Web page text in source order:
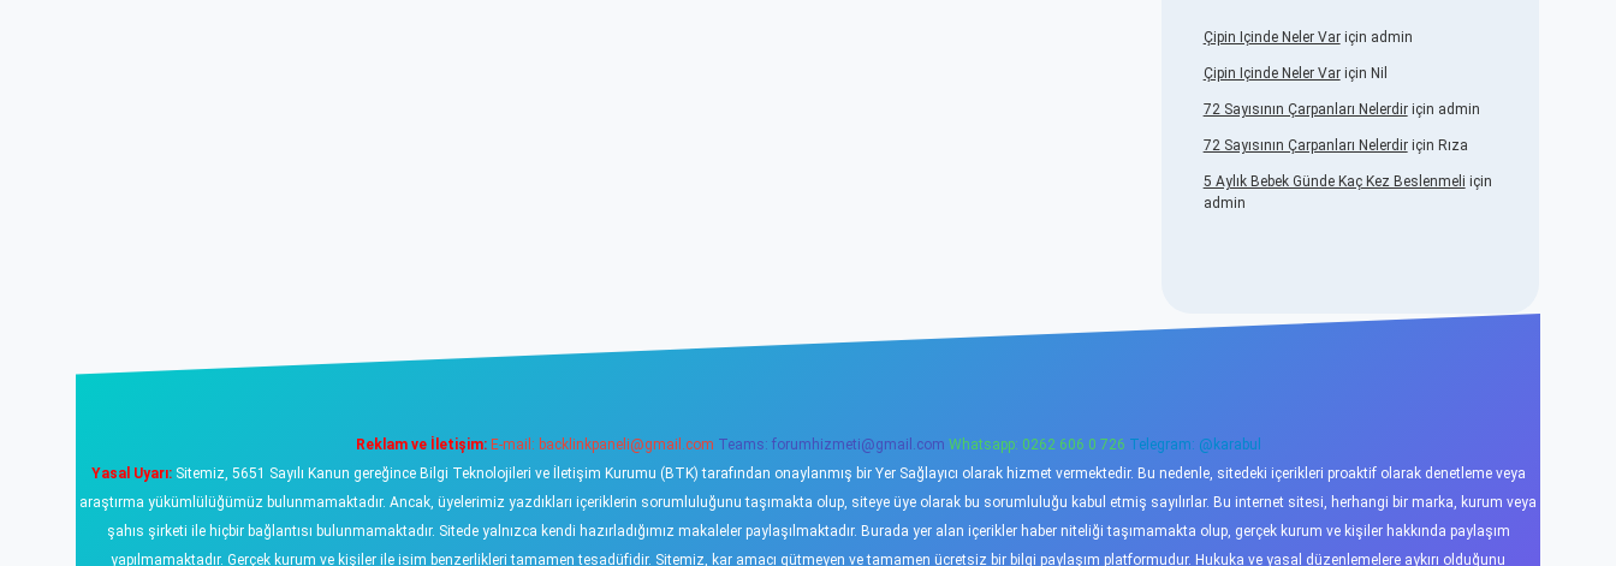
Çipin Içinde Neler Variçin admin
Çipin Içinde Neler Variçin Nil
72 Sayısının Çarpanları Nelerdiriçin admin
72 Sayısının Çarpanları Nelerdiriçin Rıza
5 Aylık Bebek Günde Kaç Kez Beslenmeli için
admin
Reklam ve İletişim: E-mail: backlinkpaneli@gmail.com Teams: forumhizmeti@gmail.com Whatsapp: 0262 606 0 726 Telegram: @karabul
Yasal Uyarı:Sitemiz, 5651 Sayılı Kanun gereğince Bilgi Teknolojileri ve İletişim Kurumu (BTK) tarafından onaylanmış bir Yer Sağlayıcı olarak hizmet vermektedir. Bu nedenle, sitedeki içerikleri proaktif olarak denetleme veya
araştırma yükümlülüğümüz bulunmamaktadır. Ancak, üyelerimiz yazdıkları içeriklerin sorumluluğunu taşımakta olup, siteye üye olarak bu sorumluluğu kabul etmiş sayılırlar. Bu internet sitesi, herhangi bir marka, kurum veya
şahıs şirketi ile hiçbir bağlantısı bulunmamaktadır. Sitede yalnızca kendi hazırladığımız makaleler paylaşılmaktadır. Burada yer alan içerikler haber niteliği taşımamakta olup, gerçek kurum ve kişiler hakkında paylaşım
yapılmamaktadır. Gerçek kurum ve kişiler ile isim benzerlikleri tamamen tesadüfidir. Sitemiz, kar amacı gütmeyen ve tamamen ücretsiz bir bilgi paylaşım platformudur. Hukuka ve yasal düzenlemelere aykırı olduğunu